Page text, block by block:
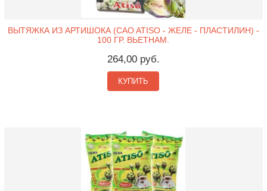
ВЫТЯЖКА ИЗ АРТИШОКА (CAO ATISO - ЖЕЛЕ - ПЛАСТИЛИН) -
100 ГР. ВЬЕТНАМ.
264,00 руб.
КУПИТЬ